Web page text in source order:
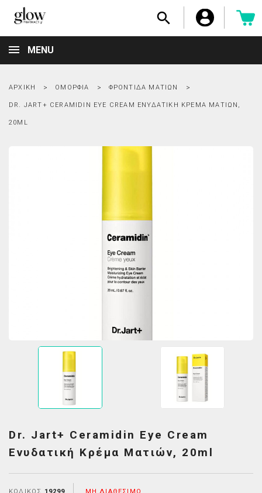

MENU
ΑΡΧΙΚΉ ΟΜΟΡΦΙΆ ΦΡΟΝΤΊΔΑ ΜΑΤΙΏΝ
DR. JART+ CERAMIDIN EYE CREAM ΕΝΥΔΑΤΙΚΉ ΚΡΈΜΑ ΜΑΤΙΏΝ,
20ML
Dr. Jart+ Ceramidin Eye Cream
Ενυδατική Κρέμα Ματιών, 20ml